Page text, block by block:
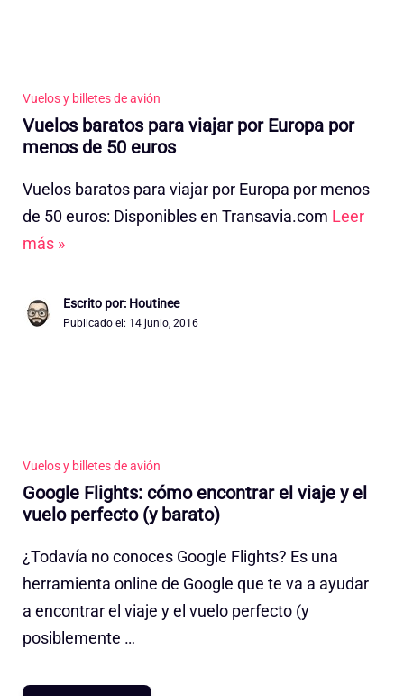
Vuelos y billetes de avión
Vuelos baratos para viajar por Europa por
menos de 50 euros
Vuelos baratos para viajar por Europa por menos
de 50 euros: Disponibles en Transavia.com Leer
más »
Escrito por: Houtinee
Publicado el: 14 junio, 2016
Vuelos y billetes de avión
Google Flights: cómo encontrar el viaje y el
vuelo perfecto (y barato)
¿Todavía no conoces Google Flights? Es una
herramienta online de Google que te va a ayudar
a encontrar el viaje y el vuelo perfecto (y
posiblemente …